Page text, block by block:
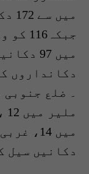
دکانداروں
۔ ضلع
دکانیں سیل